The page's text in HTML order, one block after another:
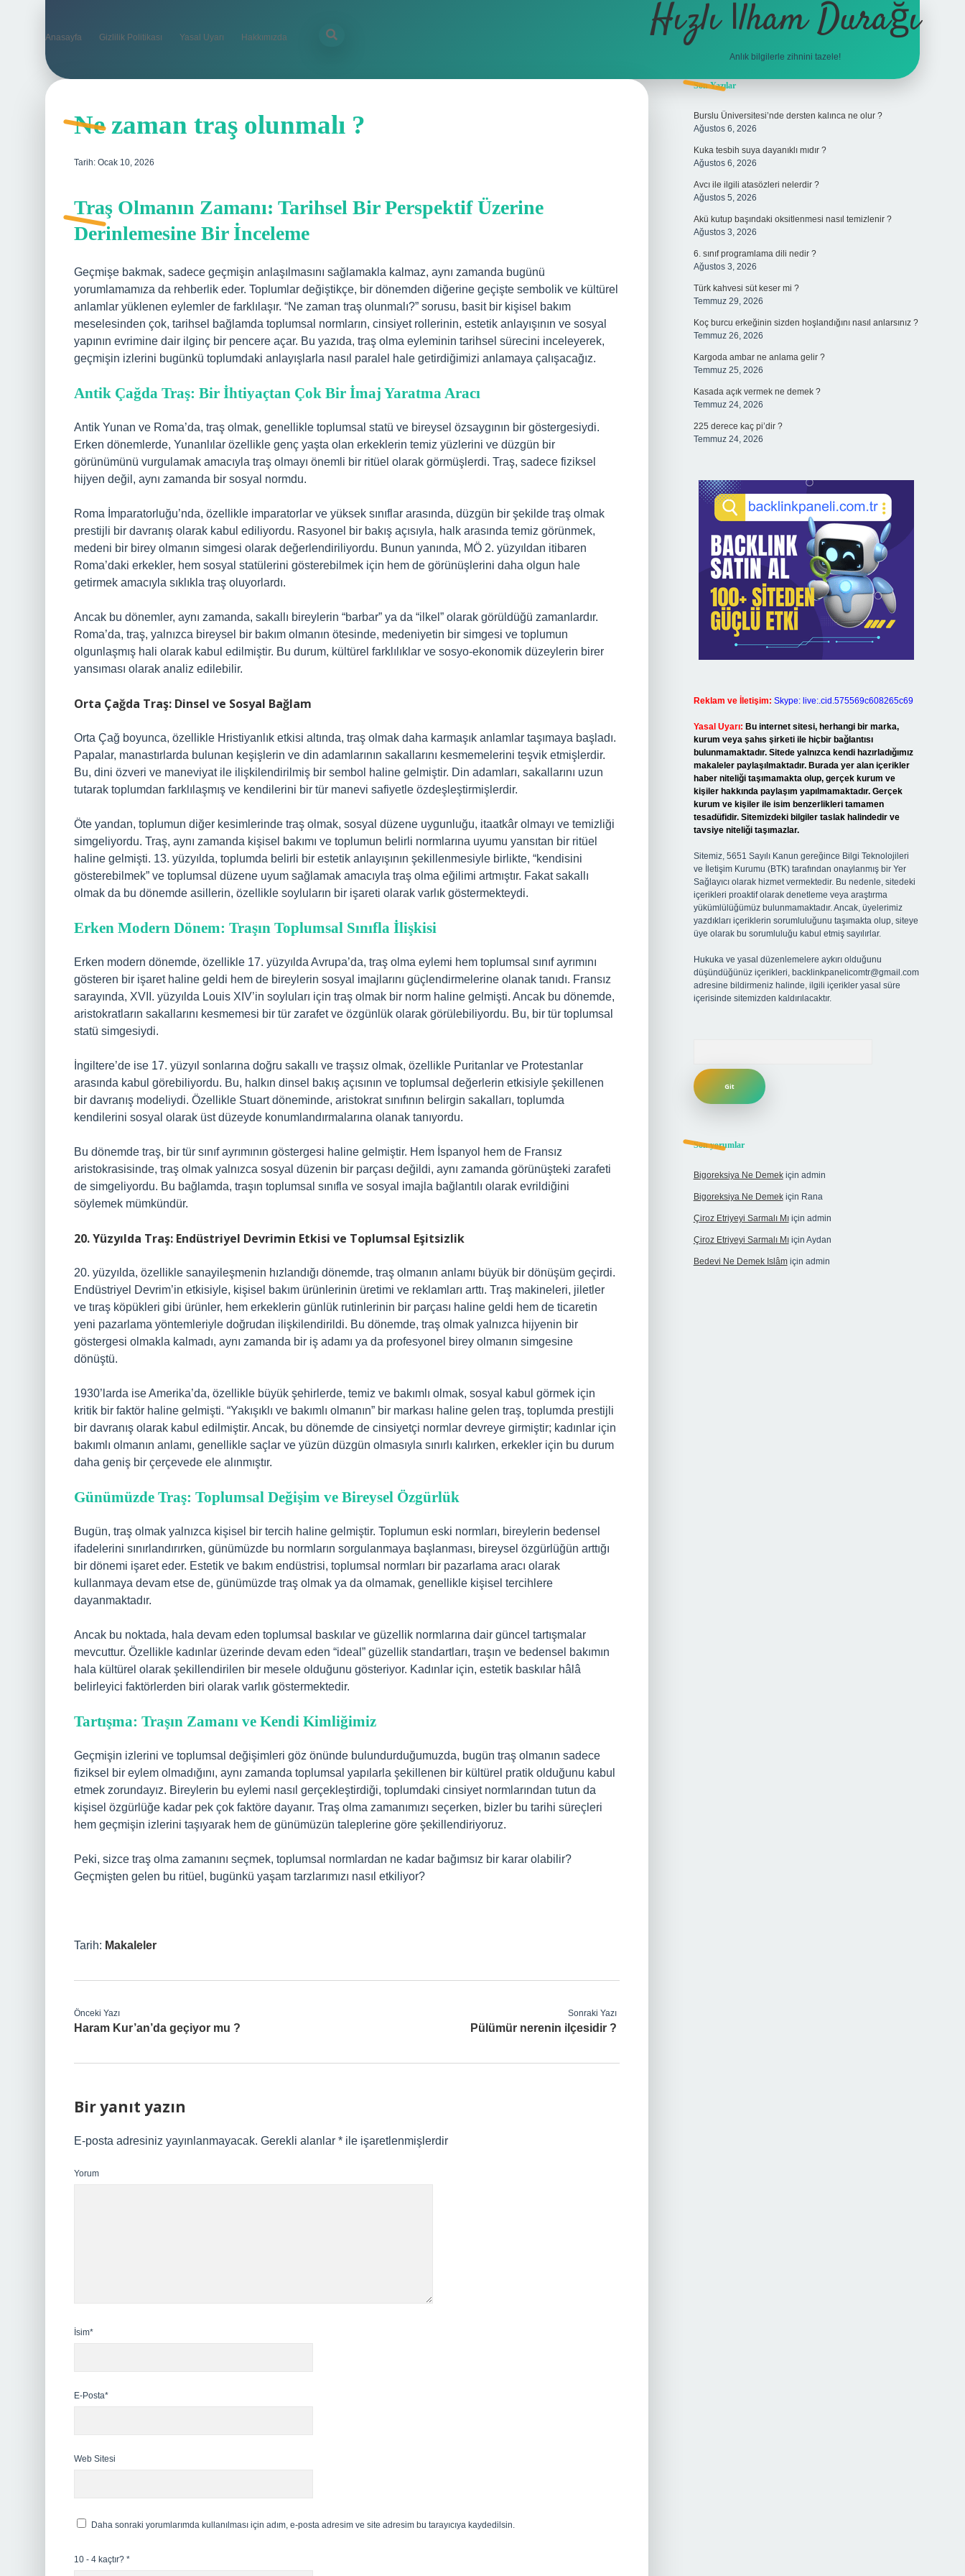
Anasayfa Gizlilik Politikası Yasal Uyarı Hakkımızda Hızlı İlham Durağı
Anlık bilgilerle zihnini tazele!
Ne zaman traş olunmalı ?
Tarih: Ocak 10, 2026
Traş Olmanın Zamanı: Tarihsel Bir Perspektif Üzerine
Derinlemesine Bir İnceleme
Geçmişe bakmak, sadece geçmişin anlaşılmasını sağlamakla kalmaz, aynı zamanda bugünü
yorumlamamıza da rehberlik eder. Toplumlar değiştikçe, bir dönemden diğerine geçişte sembolik ve kültürel
anlamlar yüklenen eylemler de farklılaşır. “Ne zaman traş olunmalı?” sorusu, basit bir kişisel bakım
meselesinden çok, tarihsel bağlamda toplumsal normların, cinsiyet rollerinin, estetik anlayışının ve sosyal
yapının evrimine dair ilginç bir pencere açar. Bu yazıda, traş olma eyleminin tarihsel sürecini inceleyerek,
geçmişin izlerini bugünkü toplumdaki anlayışlarla nasıl paralel hale getirdiğimizi anlamaya çalışacağız.
Antik Çağda Traş: Bir İhtiyaçtan Çok Bir İmaj Yaratma Aracı
Antik Yunan ve Roma’da, traş olmak, genellikle toplumsal statü ve bireysel özsaygının bir göstergesiydi.
Erken dönemlerde, Yunanlılar özellikle genç yaşta olan erkeklerin temiz yüzlerini ve düzgün bir
görünümünü vurgulamak amacıyla traş olmayı önemli bir ritüel olarak görmüşlerdi. Traş, sadece fiziksel
hijyen değil, aynı zamanda bir sosyal normdu.
Roma İmparatorluğu’nda, özellikle imparatorlar ve yüksek sınıflar arasında, düzgün bir şekilde traş olmak
prestijli bir davranış olarak kabul ediliyordu. Rasyonel bir bakış açısıyla, halk arasında temiz görünmek,
medeni bir birey olmanın simgesi olarak değerlendiriliyordu. Bunun yanında, MÖ 2. yüzyıldan itibaren
Roma’daki erkekler, hem sosyal statülerini gösterebilmek için hem de görünüşlerini daha olgun hale
getirmek amacıyla sıklıkla traş oluyorlardı.
Ancak bu dönemler, aynı zamanda, sakallı bireylerin “barbar” ya da “ilkel” olarak görüldüğü zamanlardır.
Roma’da, traş, yalnızca bireysel bir bakım olmanın ötesinde, medeniyetin bir simgesi ve toplumun
olgunlaşmış hali olarak kabul edilmiştir. Bu durum, kültürel farklılıklar ve sosyo-ekonomik düzeylerin birer
yansıması olarak analiz edilebilir.
Orta Çağda Traş: Dinsel ve Sosyal Bağlam
Orta Çağ boyunca, özellikle Hristiyanlık etkisi altında, traş olmak daha karmaşık anlamlar taşımaya başladı.
Papalar, manastırlarda bulunan keşişlerin ve din adamlarının sakallarını kesmemelerini teşvik etmişlerdir.
Bu, dini özveri ve maneviyat ile ilişkilendirilmiş bir sembol haline gelmiştir. Din adamları, sakallarını uzun
tutarak toplumdan farklılaşmış ve kendilerini bir tür manevi safiyetle özdeşleştirmişlerdir.
Öte yandan, toplumun diğer kesimlerinde traş olmak, sosyal düzene uygunluğu, itaatkâr olmayı ve temizliği
simgeliyordu. Traş, aynı zamanda kişisel bakımı ve toplumun belirli normlarına uyumu yansıtan bir ritüel
haline gelmişti. 13. yüzyılda, toplumda belirli bir estetik anlayışının şekillenmesiyle birlikte, “kendisini
gösterebilmek” ve toplumsal düzene uyum sağlamak amacıyla traş olma eğilimi artmıştır. Fakat sakallı
olmak da bu dönemde asillerin, özellikle soyluların bir işareti olarak varlık göstermekteydi.
Erken Modern Dönem: Traşın Toplumsal Sınıfla İlişkisi
Erken modern dönemde, özellikle 17. yüzyılda Avrupa’da, traş olma eylemi hem toplumsal sınıf ayrımını
gösteren bir işaret haline geldi hem de bireylerin sosyal imajlarını güçlendirmelerine olanak tanıdı. Fransız
sarayında, XVII. yüzyılda Louis XIV’in soyluları için traş olmak bir norm haline gelmişti. Ancak bu dönemde,
aristokratların sakallarını kesmemesi bir tür zarafet ve özgünlük olarak görülebiliyordu. Bu, bir tür toplumsal
statü simgesiydi.
İngiltere’de ise 17. yüzyıl sonlarına doğru sakallı ve traşsız olmak, özellikle Puritanlar ve Protestanlar
arasında kabul görebiliyordu. Bu, halkın dinsel bakış açısının ve toplumsal değerlerin etkisiyle şekillenen
bir davranış modeliydi. Özellikle Stuart döneminde, aristokrat sınıfının belirgin sakalları, toplumda
kendilerini sosyal olarak üst düzeyde konumlandırmalarına olanak tanıyordu.
Bu dönemde traş, bir tür sınıf ayrımının göstergesi haline gelmiştir. Hem İspanyol hem de Fransız
aristokrasisinde, traş olmak yalnızca sosyal düzenin bir parçası değildi, aynı zamanda görünüşteki zarafeti
de simgeliyordu. Bu bağlamda, traşın toplumsal sınıfla ve sosyal imajla bağlantılı olarak evrildiğini
söylemek mümkündür.
20. Yüzyılda Traş: Endüstriyel Devrimin Etkisi ve Toplumsal Eşitsizlik
20. yüzyılda, özellikle sanayileşmenin hızlandığı dönemde, traş olmanın anlamı büyük bir dönüşüm geçirdi.
Endüstriyel Devrim’in etkisiyle, kişisel bakım ürünlerinin üretimi ve reklamları arttı. Traş makineleri, jiletler
ve tıraş köpükleri gibi ürünler, hem erkeklerin günlük rutinlerinin bir parçası haline geldi hem de ticaretin
yeni pazarlama yöntemleriyle doğrudan ilişkilendirildi. Bu dönemde, traş olmak yalnızca hijyenin bir
göstergesi olmakla kalmadı, aynı zamanda bir iş adamı ya da profesyonel birey olmanın simgesine
dönüştü.
1930’larda ise Amerika’da, özellikle büyük şehirlerde, temiz ve bakımlı olmak, sosyal kabul görmek için
kritik bir faktör haline gelmişti. “Yakışıklı ve bakımlı olmanın” bir markası haline gelen traş, toplumda prestijli
bir davranış olarak kabul edilmiştir. Ancak, bu dönemde de cinsiyetçi normlar devreye girmiştir; kadınlar için
bakımlı olmanın anlamı, genellikle saçlar ve yüzün düzgün olmasıyla sınırlı kalırken, erkekler için bu durum
daha geniş bir çerçevede ele alınmıştır.
Günümüzde Traş: Toplumsal Değişim ve Bireysel Özgürlük
Bugün, traş olmak yalnızca kişisel bir tercih haline gelmiştir. Toplumun eski normları, bireylerin bedensel
ifadelerini sınırlandırırken, günümüzde bu normların sorgulanmaya başlanması, bireysel özgürlüğün arttığı
bir dönemi işaret eder. Estetik ve bakım endüstrisi, toplumsal normları bir pazarlama aracı olarak
kullanmaya devam etse de, günümüzde traş olmak ya da olmamak, genellikle kişisel tercihlere
dayanmaktadır.
Ancak bu noktada, hala devam eden toplumsal baskılar ve güzellik normlarına dair güncel tartışmalar
mevcuttur. Özellikle kadınlar üzerinde devam eden “ideal” güzellik standartları, traşın ve bedensel bakımın
hala kültürel olarak şekillendirilen bir mesele olduğunu gösteriyor. Kadınlar için, estetik baskılar hâlâ
belirleyici faktörlerden biri olarak varlık göstermektedir.
Tartışma: Traşın Zamanı ve Kendi Kimliğimiz
Geçmişin izlerini ve toplumsal değişimleri göz önünde bulundurduğumuzda, bugün traş olmanın sadece
fiziksel bir eylem olmadığını, aynı zamanda toplumsal yapılarla şekillenen bir kültürel pratik olduğunu kabul
etmek zorundayız. Bireylerin bu eylemi nasıl gerçekleştirdiği, toplumdaki cinsiyet normlarından tutun da
kişisel özgürlüğe kadar pek çok faktöre dayanır. Traş olma zamanımızı seçerken, bizler bu tarihi süreçleri
hem geçmişin izlerini taşıyarak hem de günümüzün taleplerine göre şekillendiriyoruz.
Peki, sizce traş olma zamanını seçmek, toplumsal normlardan ne kadar bağımsız bir karar olabilir?
Geçmişten gelen bu ritüel, bugünkü yaşam tarzlarımızı nasıl etkiliyor?
Tarih: Makaleler
Önceki Yazı
Haram Kur’an’da geçiyor mu ?
Sonraki Yazı
Pülümür nerenin ilçesidir ?
Bir yanıt yazın
E-posta adresiniz yayınlanmayacak. Gerekli alanlar * ile işaretlenmişlerdir
Yorum
İsim*
E-Posta*
Web Sitesi
Daha sonraki yorumlarımda kullanılması için adım, e-posta adresim ve site adresim bu tarayıcıya kaydedilsin.
10 - 4 kaçtır? *
Sidebar
Son Yazılar
Burslu Üniversitesi’nde dersten kalınca ne olur ?
Ağustos 6, 2026
Kuka tesbih suya dayanıklı mıdır ?
Ağustos 6, 2026
Avcı ile ilgili atasözleri nelerdir ?
Ağustos 5, 2026
Akü kutup başındaki oksitlenmesi nasıl temizlenir ?
Ağustos 3, 2026
6. sınıf programlama dili nedir ?
Ağustos 3, 2026
Türk kahvesi süt keser mi ?
Temmuz 29, 2026
Koç burcu erkeğinin sizden hoşlandığını nasıl anlarsınız ?
Temmuz 26, 2026
Kargoda ambar ne anlama gelir ?
Temmuz 25, 2026
Kasada açık vermek ne demek ?
Temmuz 24, 2026
225 derece kaç pi’dir ?
Temmuz 24, 2026
Reklam ve İletişim: Skype: live:.cid.575569c608265c69
Yasal Uyarı: Bu internet sitesi, herhangi bir marka,
kurum veya şahıs şirketi ile hiçbir bağlantısı
bulunmamaktadır. Sitede yalnızca kendi hazırladığımız
makaleler paylaşılmaktadır. Burada yer alan içerikler
haber niteliği taşımamakta olup, gerçek kurum ve
kişiler hakkında paylaşım yapılmamaktadır. Gerçek
kurum ve kişiler ile isim benzerlikleri tamamen
tesadüfidir. Sitemizdeki bilgiler taslak halindedir ve
tavsiye niteliği taşımazlar.
Sitemiz, 5651 Sayılı Kanun gereğince Bilgi Teknolojileri
ve İletişim Kurumu (BTK) tarafından onaylanmış bir Yer
Sağlayıcı olarak hizmet vermektedir. Bu nedenle, sitedeki
içerikleri proaktif olarak denetleme veya araştırma
yükümlülüğümüz bulunmamaktadır. Ancak, üyelerimiz
yazdıkları içeriklerin sorumluluğunu taşımakta olup, siteye
üye olarak bu sorumluluğu kabul etmiş sayılırlar.
Hukuka ve yasal düzenlemelere aykırı olduğunu
düşündüğünüz içerikleri, backlinkpanelicomtr@gmail.com
adresine bildirmeniz halinde, ilgili içerikler yasal süre
içerisinde sitemizden kaldırılacaktır.
Son yorumlar
Bigoreksiya Ne Demekiçin admin
Bigoreksiya Ne Demekiçin Rana
Çiroz Etriyeyi Sarmalı Mıiçin admin
Çiroz Etriyeyi Sarmalı Mıiçin Aydan
Bedevi Ne Demek Islâmiçin admin